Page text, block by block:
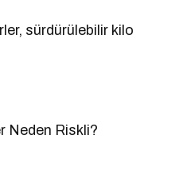
sürdürülebilir kilo
Neden Riskli?